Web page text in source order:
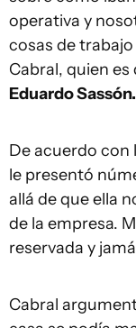
operativa y
cosas de
Cabral, quien
Eduardo Sassón.
De acuerdo con
le presentó
allá de que ella
de la empresa.
reservada y
Cabral